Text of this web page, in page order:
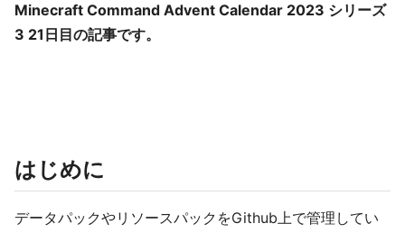
Minecraft Command Advent Calendar 2023 シリーズ
3 21日目の記事です。
はじめに
データパックやリソースパックをGithub上で管理してい